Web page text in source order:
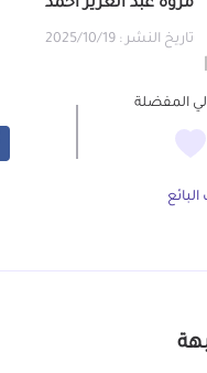
مروه عبد العزيز احمد
تاريخ النشر : 2025/10/19
المفضلة